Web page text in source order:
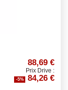
88,69 €
Prix Drive :
-5% 84,26 €